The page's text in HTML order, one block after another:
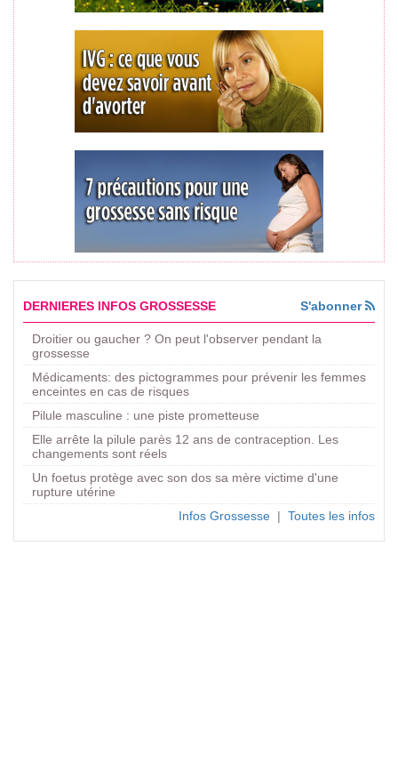
DERNIERES INFOS GROSSESSE S'abonner
Droitier ou gaucher ? On peut l'observer pendant la
grossesse
Médicaments: des pictogrammes pour prévenir les femmes
enceintes en cas de risques
Pilule masculine : une piste prometteuse
Elle arrête la pilule parès 12 ans de contraception. Les
changements sont réels
Un foetus protège avec son dos sa mère victime d'une
rupture utérine
Infos Grossesse | Toutes les infos